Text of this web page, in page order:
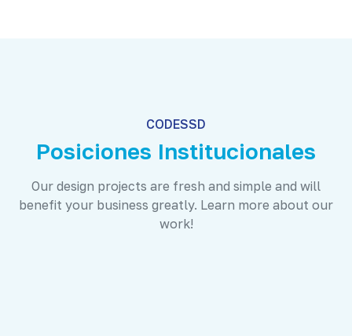
CODESSD
Posiciones Institucionales
Our design projects are fresh and simple and will
benefit your business greatly. Learn more about our
work!